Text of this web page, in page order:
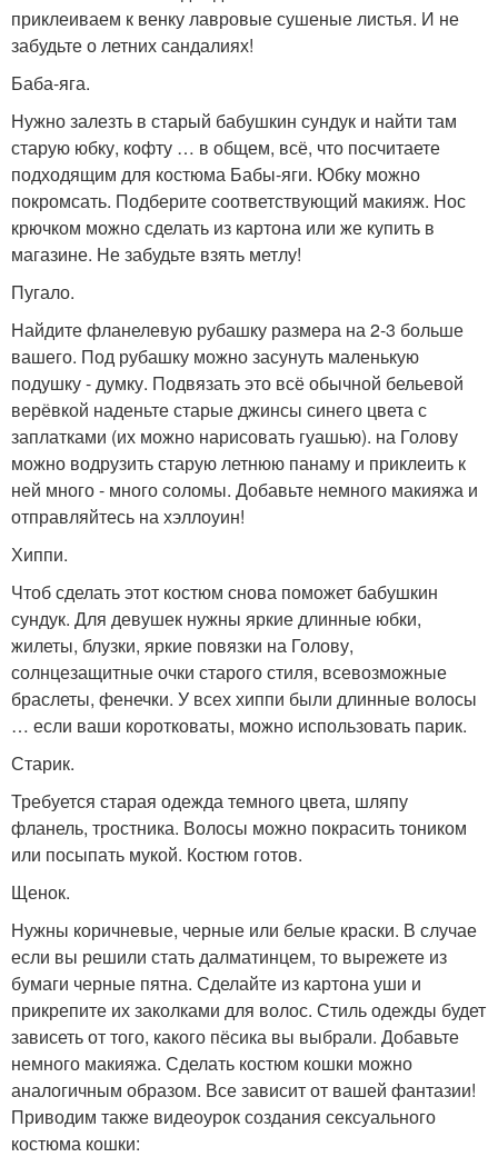
приклеиваем к венку лавровые сушеные листья. И не
забудьте о летних сандалиях!
Баба-яга.
Нужно залезть в старый бабушкин сундук и найти там
старую юбку, кофту … в общем, всё, что посчитаете
подходящим для костюма Бабы-яги. Юбку можно
покромсать. Подберите соответствующий макияж. Нос
крючком можно сделать из картона или же купить в
магазине. Не забудьте взять метлу!
Пугало.
Найдите фланелевую рубашку размера на 2-3 больше
вашего. Под рубашку можно засунуть маленькую
подушку - думку. Подвязать это всё обычной бельевой
верёвкой наденьте старые джинсы синего цвета с
заплатками (их можно нарисовать гуашью). на Голову
можно водрузить старую летнюю панаму и приклеить к
ней много - много соломы. Добавьте немного макияжа и
отправляйтесь на хэллоуин!
Хиппи.
Чтоб сделать этот костюм снова поможет бабушкин
сундук. Для девушек нужны яркие длинные юбки,
жилеты, блузки, яркие повязки на Голову,
солнцезащитные очки старого стиля, всевозможные
браслеты, фенечки. У всех хиппи были длинные волосы
… если ваши коротковаты, можно использовать парик.
Старик.
Требуется старая одежда темного цвета, шляпу
фланель, тростника. Волосы можно покрасить тоником
или посыпать мукой. Костюм готов.
Щенок.
Нужны коричневые, черные или белые краски. В случае
если вы решили стать далматинцем, то вырежете из
бумаги черные пятна. Сделайте из картона уши и
прикрепите их заколками для волос. Стиль одежды будет
зависеть от того, какого пёсика вы выбрали. Добавьте
немного макияжа. Сделать костюм кошки можно
аналогичным образом. Все зависит от вашей фантазии!
Приводим также видеоурок создания сексуального
костюма кошки: